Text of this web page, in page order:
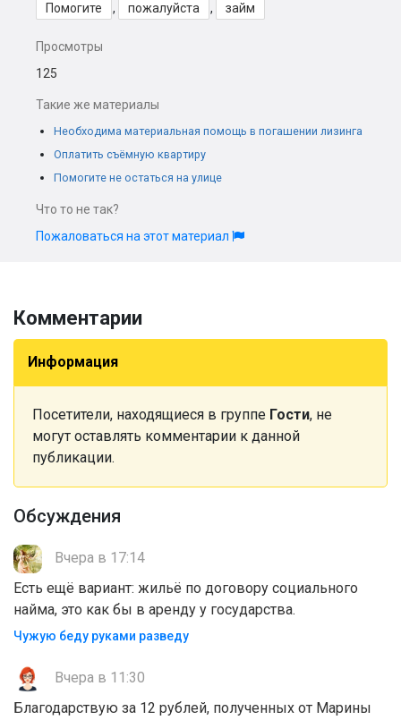
Помогите , пожалуйста , займ
Просмотры
125
Такие же материалы
Необходима материальная помощь в погашении лизинга
Оплатить съёмную квартиру
Помогите не остаться на улице
Что то не так?
Пожаловаться на этот материал
Комментарии
Информация
Посетители, находящиеся в группе Гости, не
могут оставлять комментарии к данной
публикации.
Обсуждения
Вчера в 17:14
Есть ещё вариант: жильё по договору социального
найма, это как бы в аренду у государства.
Чужую беду руками разведу
Вчера в 11:30
Благодарствую за 12 рублей, полученных от Марины